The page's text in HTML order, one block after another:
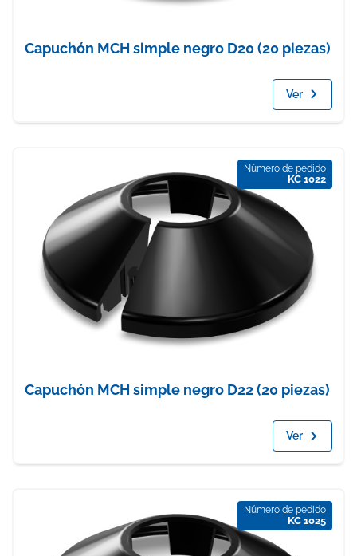
Capuchón MCH simple negro D20 (20 piezas)
Ver
Número de pedido
KC 1022
Capuchón MCH simple negro D22 (20 piezas)
Ver
Número de pedido
KC 1025